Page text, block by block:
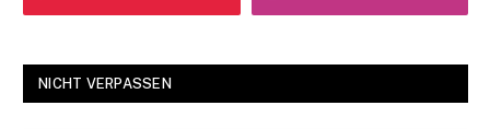
NICHT VERPASSEN